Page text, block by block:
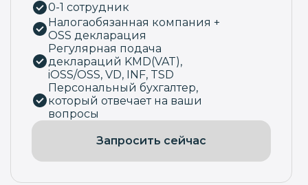
0-1 сотрудник
Налогаобязанная компания +
OSS декларация
Регулярная подача
деклараций KMD(VAT),
iOSS/OSS, VD, INF, TSD
Персональный бухгалтер,
который отвечает на ваши
вопросы
Запросить сейчас